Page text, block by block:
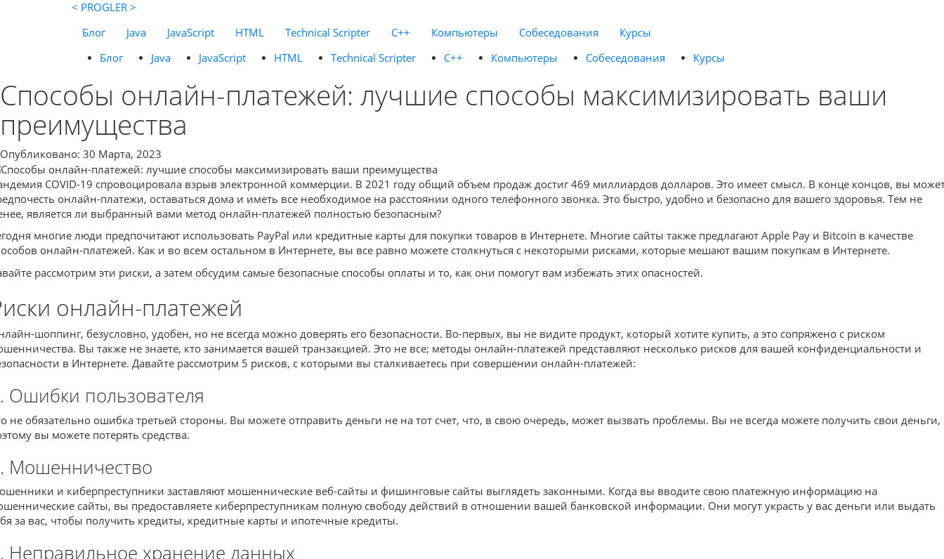
< PROGLER >
Блог
Java JavaScript HTML Technical Scripter C++ Компьютеры Собеседования
Курсы
Блог
Java JavaScript HTML Technical Scripter C++ Компьютеры Собеседования Курсы
Способы онлайн-платежей: лучшие способы максимизировать ваши
преимущества
Опубликовано: 30 Марта, 2023
COVID-19 спровоцировала взрыв электронной коммерции. В 2021 году общий объем продаж достиг 469 миллиардов долларов. Это имеет смысл. В конце концов, вы
онлайн-платежи, оставаться дома и иметь все необходимое на расстоянии одного телефонного звонка. Это быстро, удобно и безопасно для вашего здоровья. Тем не
является ли выбранный вами метод онлайн-платежей полностью безопасным?
многие люди предпочитают использовать PayPal или кредитные карты для покупки товаров в Интернете. Многие сайты также предлагают Apple Pay и Bitcoin в качестве
онлайн-платежей. Как и во всем остальном в Интернете, вы все равно можете столкнуться с некоторыми рисками, которые мешают вашим покупкам в Интернете.
рассмотрим эти риски, а затем обсудим самые безопасные способы оплаты и то, как они помогут вам избежать этих опасностей.
онлайн-платежей
шоппинг, безусловно, удобен, но не всегда можно доверять его безопасности. Во-первых, вы не видите продукт, который хотите купить, а это сопряжено с риском
Вы также не знаете, кто занимается вашей транзакцией. Это не все; методы онлайн-платежей представляют несколько рисков для вашей конфиденциальности и
в Интернете. Давайте рассмотрим 5 рисков, с которыми вы сталкиваетесь при совершении онлайн-платежей:
Ошибки пользователя
не обязательно ошибка третьей стороны. Вы можете отправить деньги не на тот счет, что, в свою очередь, может вызвать проблемы. Вы не всегда можете получить свои деньги,
вы можете потерять средства.
Мошенничество
и киберпреступники заставляют мошеннические веб-сайты и фишинговые сайты выглядеть законными. Когда вы вводите свою платежную информацию на
сайты, вы предоставляете киберпреступникам полную свободу действий в отношении вашей банковской информации. Они могут украсть у вас деньги или выдать
за вас, чтобы получить кредиты, кредитные карты и ипотечные кредиты.
Неправильное хранение данных